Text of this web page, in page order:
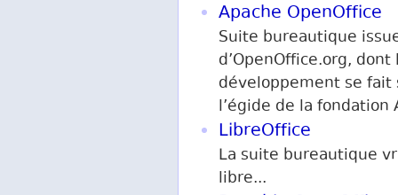
Apache OpenOffice
Suite bureautique
d’OpenOffice.org, dont
développement se fait
l’égide de la fondation
LibreOffice
La suite bureautique
libre...